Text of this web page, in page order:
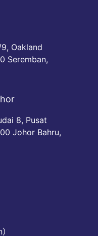
Oakland
Seremban,
8, Pusat
Johor Bahru,